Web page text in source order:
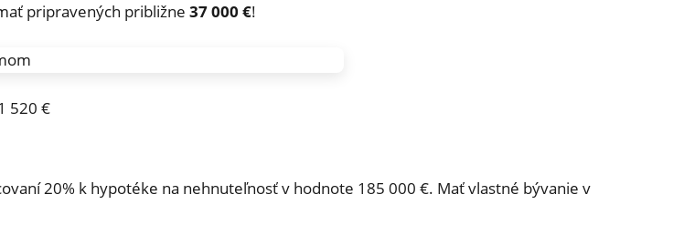
pripravených približne37 000 €!
520 €
20% k hypotéke na nehnuteľnosť v hodnote 185 000 €. Mať vlastné bývanie v